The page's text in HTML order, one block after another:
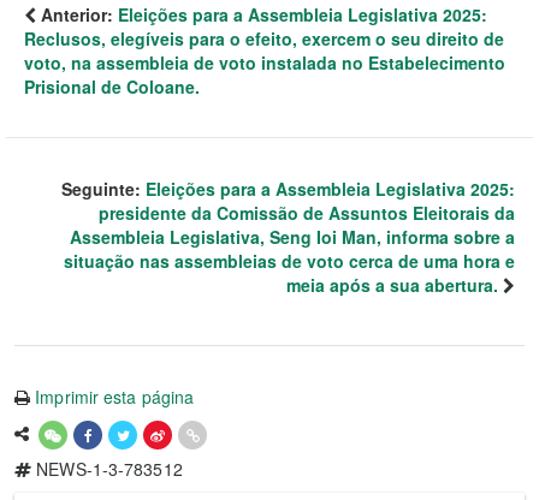
Anterior: Eleições para a Assembleia Legislativa 2025:
Reclusos, elegíveis para o efeito, exercem o seu direito de
voto, na assembleia de voto instalada no Estabelecimento
Prisional de Coloane.
Seguinte: Eleições para a Assembleia Legislativa 2025:
presidente da Comissão de Assuntos Eleitorais da
Assembleia Legislativa, Seng Ioi Man, informa sobre a
situação nas assembleias de voto cerca de uma hora e
meia após a sua abertura.
Imprimir esta página
NEWS-1-3-783512